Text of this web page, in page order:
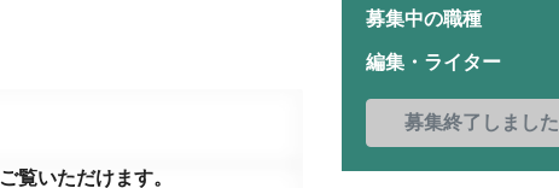
ご覧いただけます。
募集中の職種
編集・ライター
募集終了しました